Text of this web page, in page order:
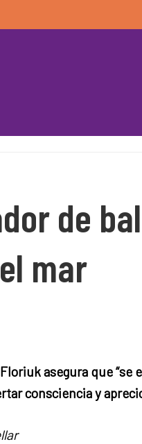
de
mar
asegura que “se
consciencia y